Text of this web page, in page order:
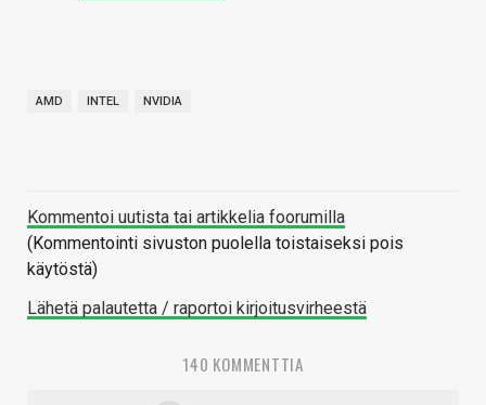
AMD INTEL NVIDIA
Kommentoi uutista tai artikkelia foorumilla
(Kommentointi sivuston puolella toistaiseksi pois
käytöstä)
Lähetä palautetta / raportoi kirjoitusvirheestä
140 KOMMENTTIA